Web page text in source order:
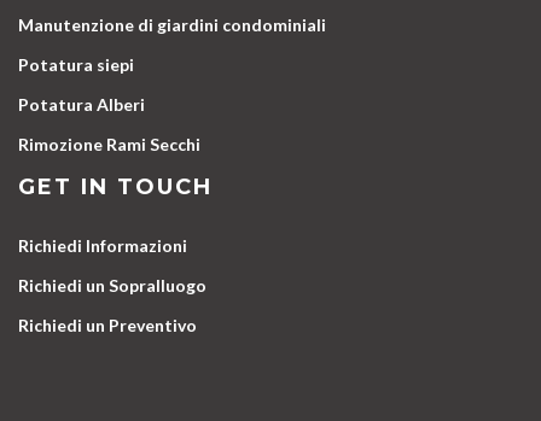
Manutenzione di giardini condominiali
Potatura siepi
Potatura Alberi
Rimozione Rami Secchi
GET IN TOUCH
Richiedi Informazioni
Richiedi un Sopralluogo
Richiedi un Preventivo